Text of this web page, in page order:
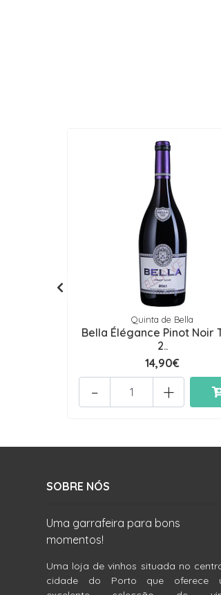
Quinta de Bella
Bella Élégance Pinot Noir
2..
14,90€
+
-
SOBRE NÓS
Uma garrafeira para bons
momentos!
Uma loja de vinhos situada no
cidade do Porto que oferece